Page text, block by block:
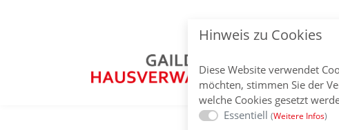
Hinweis zu Cookies
Diese Website verwendet
möchten, stimmen Sie der
welche Cookies gesetzt
Essentiell (Weitere Infos)